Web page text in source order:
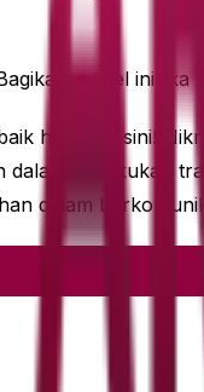
artikel ini jika
hanya di sini!
dalam melakukan
dalam